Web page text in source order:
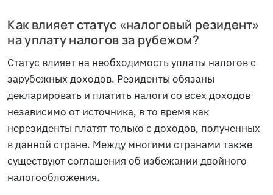
Как влияет статус «налоговый резидент»
на уплату налогов за рубежом?
Статус влияет на необходимость уплаты налогов с
зарубежных доходов. Резиденты обязаны
декларировать и платить налоги со всех доходов
независимо от источника, в то время как
нерезиденты платят только с доходов, полученных
в данной стране. Между многими странами также
существуют соглашения об избежании двойного
налогообложения.